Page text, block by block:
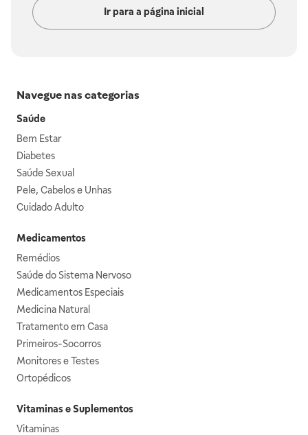
Ir para a página inicial
Navegue nas categorias
Saúde
Bem Estar
Diabetes
Saúde Sexual
Pele, Cabelos e Unhas
Cuidado Adulto
Medicamentos
Remédios
Saúde do Sistema Nervoso
Medicamentos Especiais
Medicina Natural
Tratamento em Casa
Primeiros-Socorros
Monitores e Testes
Ortopédicos
Vitaminas e Suplementos
Vitaminas